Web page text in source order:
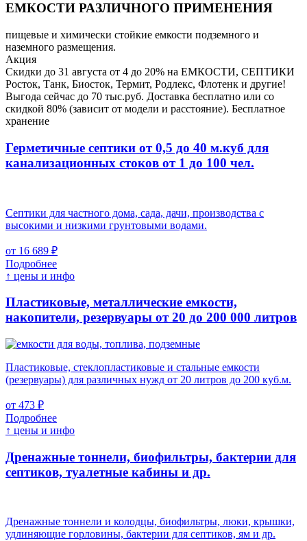
ЕМКОСТИ РАЗЛИЧНОГО ПРИМЕНЕНИЯ
пищевые и химически стойкие емкости подземного и
наземного размещения.
Акция
Скидки до 31 августа от 4 до 20% на ЕМКОСТИ, СЕПТИКИ
Росток, Танк, Биосток, Термит, Родлекс, Флотенк и другие!
Выгода сейчас до 70 тыс.руб. Доставка бесплатно или со
скидкой 80% (зависит от модели и расстояние). Бесплатное
хранение
Герметичные септики от 0,5 до 40 м.куб для
канализационных стоков от 1 до 100 чел.
Септики для частного дома, сада, дачи, производства с
высокими и низкими грунтовыми водами.
от 16 689 ₽
Подробнее
↑ цены и инфо
Пластиковые, металлические емкости,
накопители, резервуары от 20 до 200 000 литров
Пластиковые, стеклопластиковые и стальные емкости
(резервуары) для различных нужд от 20 литров до 200 куб.м.
от 473 ₽
Подробнее
↑ цены и инфо
Дренажные тоннели, биофильтры, бактерии для
септиков, туалетные кабины и др.
Дренажные тоннели и колодцы, биофильтры, люки, крышки,
удлиняющие горловины, бактерии для септиков, ям и др.